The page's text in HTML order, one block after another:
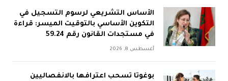
الأساس التشريعي لرسوم التسجيل في
التكوين الأساسي بالتوقيت الميسر: قراءة
في مستجدات القانون رقم 59.24
أغسطس 8, 2026
بوغوتا تسحب اعترافها بالانفصاليين